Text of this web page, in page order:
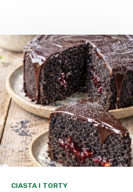
CIASTA I TORTY